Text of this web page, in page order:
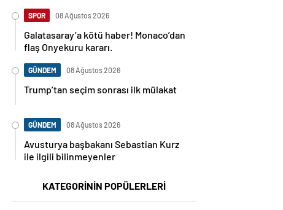
SPOR 08 Ağustos 2026
Galatasaray’a kötü haber! Monaco’dan
flaş Onyekuru kararı.
GÜNDEM 08 Ağustos 2026
Trump’tan seçim sonrası ilk mülakat
GÜNDEM 08 Ağustos 2026
Avusturya başbakanı Sebastian Kurz
ile ilgili bilinmeyenler
KATEGORİNİN POPÜLERLERİ